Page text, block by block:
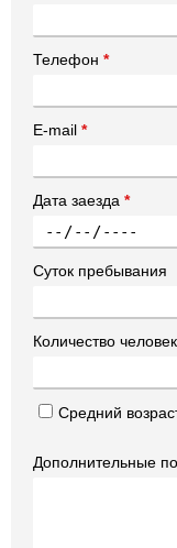
Телефон *
E-mail *
Дата заезда *
Суток пребывания
Количество человек
Средний
Дополнительные